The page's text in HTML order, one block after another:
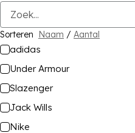
Sorteren Naam / Aantal
adidas
Under Armour
Slazenger
Jack Wills
Nike